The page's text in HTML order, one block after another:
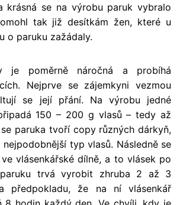
krásná se na výrobu paruk vybralo
tak již desítkám žen, které u
o paruku zažádaly.
je poměrně náročná a probíhá
Nejprve se zájemkyni vezmou
se její přání. Na výrobu jedné
150 – 200 g vlasů – tedy až
paruka tvoří copy různých dárkyň,
typ vlasů. Následně se
vlásenkářské dílně, a to vlásek po
trvá vyrobit zhruba 2 až 3
že na ní vlásenkář